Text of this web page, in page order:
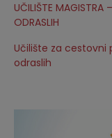
UČILIŠTE MAGISTRA
ODRASLIH
Učilište za cestovni
odraslih